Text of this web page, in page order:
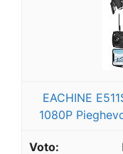
EACHINE
1080P